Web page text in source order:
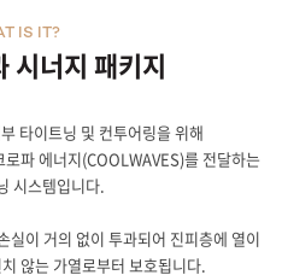
시너지 패키지
IS IT?
타이트닝 및 컨투어링을 위해
파 에너지(COOLWAVES)를 전달하는
시스템입니다.
실이 거의 없이 투과되어 진피층에 열이
않는 가열로부터 보호됩니다.